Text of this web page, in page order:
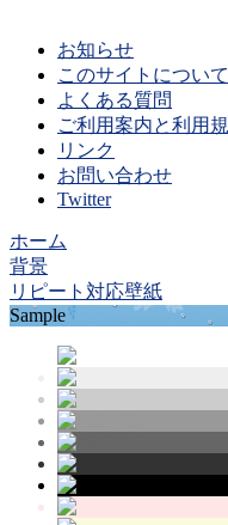
お知らせ
このサイトについて
よくある質問
ご利用案内と利用
リンク
お問い合わせ
Twitter
ホーム
背景
リピート対応壁紙
Sample